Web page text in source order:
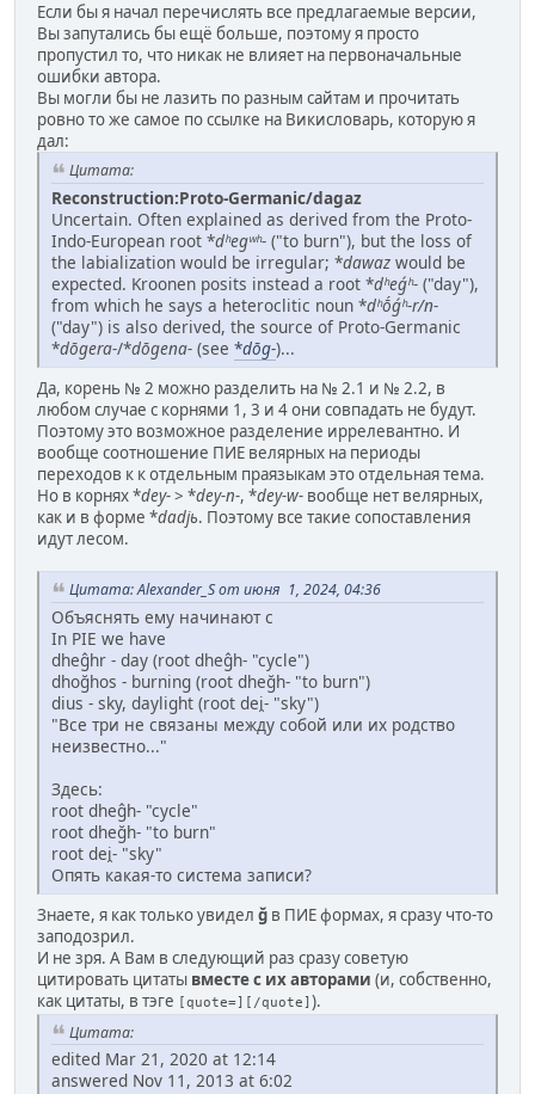
Если бы я начал перечислять все предлагаемые версии,
Вы запутались бы ещё больше, поэтому я просто
пропустил то, что никак не влияет на первоначальные
ошибки автора.
Вы могли бы не лазить по разным сайтам и прочитать
ровно то же самое по ссылке на Викисловарь, которую я
дал:
Цитата:
Reconstruction:Proto-Germanic/dagaz
Uncertain. Often explained as derived from the Proto-
Indo-European root *dʰegʷʰ- ‎("to burn"‎), but the loss of
the labialization would be irregular; *dawaz would be
expected. Kroonen posits instead a root *dʰeǵʰ- ‎("day"‎),
from which he says a heteroclitic noun *dʰṓǵʰ-r/n-
‎("day"‎) is also derived, the source of Proto-Germanic
*dōgera-/*dōgena- (see *dōg-)...
Да, корень № 2 можно разделить на № 2.1 и № 2.2, в
любом случае с корнями 1, 3 и 4 они совпадать не будут.
Поэтому это возможное разделение иррелевантно. И
вообще соотношение ПИЕ велярных на периоды
переходов к к отдельным праязыкам это отдельная тема.
Но в корнях *dey-> *dey-n-, *dey-w- вообще нет велярных,
как и в форме *dadjь. Поэтому все такие сопоставления
идут лесом.
Цитата: Alexander_S от июня 1, 2024, 04:36
Объяснять ему начинают с
In PIE we have
dheĝhr - day (root dheĝh- "cycle")
dhoğhos - burning (root dheğh- "to burn")
dius - sky, daylight (root dei̯- "sky")
"Все три не связаны между собой или их родство
неизвестно..."
Здесь:
root dheĝh- "cycle"
root dheğh- "to burn"
root dei̯- "sky"
Опять какая-то система записи?
Знаете, я как только увидел ğ в ПИЕ формах, я сразу что-то
заподозрил.
И не зря. А Вам в следующий раз сразу советую
цитировать цитаты вместе с их авторами (и, собственно,
как цитаты, в тэге [quote=][/quote] ).
Цитата:
edited Mar 21, 2020 at 12:14
answered Nov 11, 2013 at 6:02